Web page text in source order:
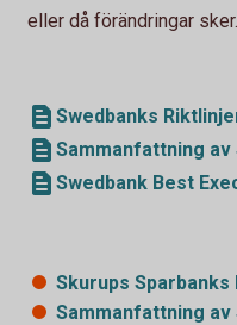
eller då förändringar sker.
Swedbanks
Sammanfattning
Swedbank Best
Skurups
Sammanfattning